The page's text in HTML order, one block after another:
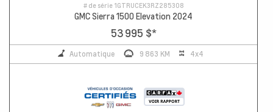
# de série 1GTRUCEK3RZ285308
GMC Sierra 1500 Elevation 2024
53 995 $*
Automatique 9 863 KM 4x4